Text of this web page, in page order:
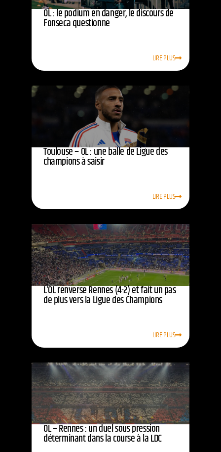
OL : le podium en danger, le discours de
Fonseca questionne
LIRE PLUS
Toulouse – OL : une balle de Ligue des
champions à saisir
LIRE PLUS
L’OL renverse Rennes (4-2) et fait un pas
de plus vers la Ligue des Champions
LIRE PLUS
OL – Rennes : un duel sous pression
déterminant dans la course à la LDC